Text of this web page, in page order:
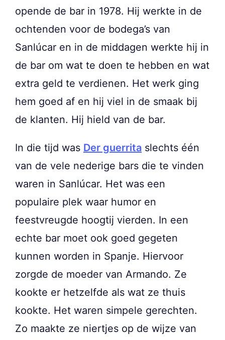
opende de bar in 1978. Hij werkte in de
ochtenden voor de bodega’s van
Sanlúcar en in de middagen werkte hij in
de bar om wat te doen te hebben en wat
extra geld te verdienen. Het werk ging
hem goed af en hij viel in de smaak bij
de klanten. Hij hield van de bar.
In die tijd was Der guerrita slechts één
van de vele nederige bars die te vinden
waren in Sanlúcar. Het was een
populaire plek waar humor en
feestvreugde hoogtij vierden. In een
echte bar moet ook goed gegeten
kunnen worden in Spanje. Hiervoor
zorgde de moeder van Armando. Ze
kookte er hetzelfde als wat ze thuis
kookte. Het waren simpele gerechten.
Zo maakte ze niertjes op de wijze van